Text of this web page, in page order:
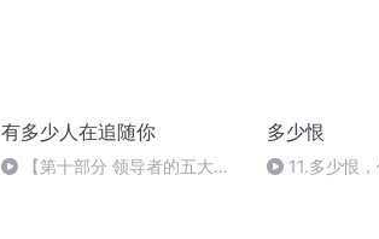
有多少人在追随你
【第十部分 领导者的五大陷
多少恨
11.多少恨